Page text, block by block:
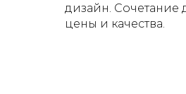
дизайн. Сочетание
цены и качества.